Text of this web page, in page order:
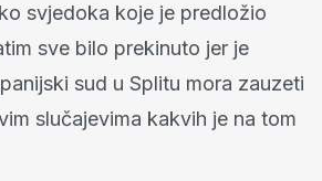
svjedoka koje je predložio
sve bilo prekinuto jer je
sud u Splitu mora zauzeti
slučajevima kakvih je na tom